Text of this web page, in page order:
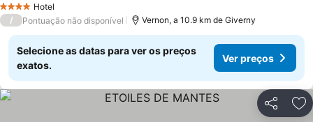
4 EstrelasHotel
/ Pontuação não disponível Vernon, a 10.9 km de Giverny
Selecione as datas para ver os preços
exatos.
Ver preços
Partilhar